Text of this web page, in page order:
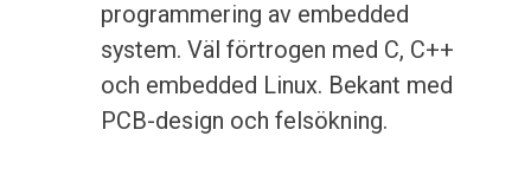
programmering av embedded
system. Väl förtrogen med C, C++
och embedded Linux. Bekant med
PCB-design och felsökning.